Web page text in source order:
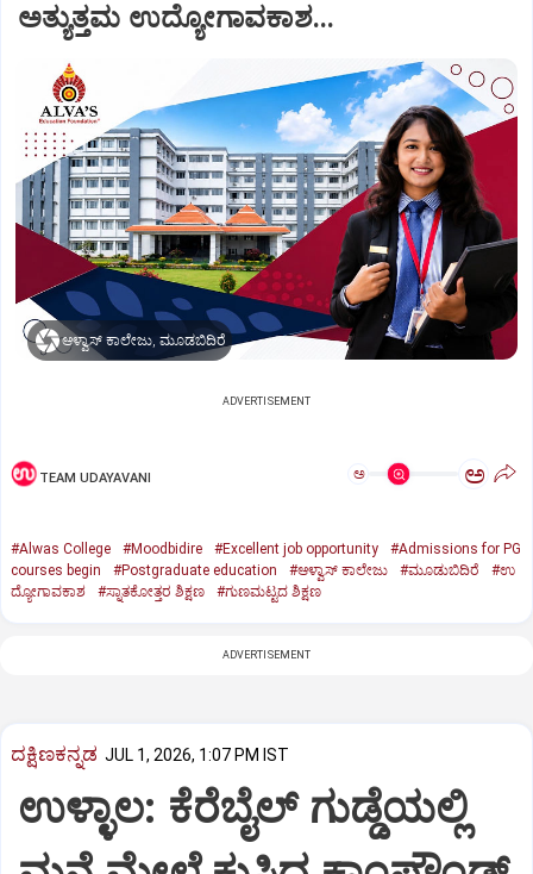
ಅತ್ಯುತ್ತಮ ಉದ್ಯೋಗಾವಕಾಶ...
ಆಳ್ವಾಸ್ ಕಾಲೇಜು, ಮೂಡಬಿದಿರೆ
ADVERTISEMENT
TEAM UDAYAVANI ಅ ಅ
#Alwas College #Moodbidire #Excellent job opportunity
#Admissions for PG
courses begin
#Postgraduate education #ಆಳ್ವಾಸ್‌ ಕಾಲೇಜು #ಮೂಡುಬಿದಿರೆ
#ಉ
ದ್ಯೋಗಾವಕಾಶ
#ಸ್ನಾತಕೋತ್ತರ ಶಿಕ್ಷಣ #ಗುಣಮಟ್ಟದ ಶಿಕ್ಷಣ
ADVERTISEMENT
ದಕ್ಷಿಣಕನ್ನಡ JUL 1, 2026, 1:07 PM IST
ಉಳ್ಳಾಲ: ಕೆರೆಬೈಲ್ ಗುಡ್ಡೆಯಲ್ಲಿ